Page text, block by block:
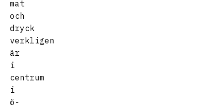
mat
och
dryck
verkligen
är
i
centrum
i
ö-